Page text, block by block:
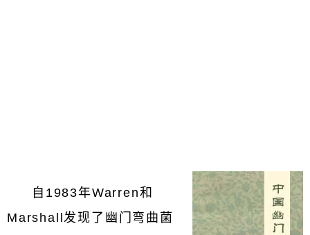
自1983年Warren和
Marshall发现了幽门弯曲菌